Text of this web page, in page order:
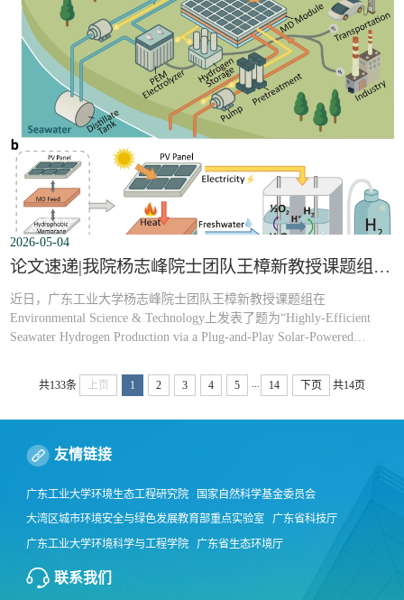
新趋势，中国已成为全...
2026-05-04
论文速递|我院杨志峰院士团队王樟新教授课题组ES&T最新研究成果：即插即用式太阳能驱动膜蒸馏-电解耦合系统的高效海水制氢
近日，广东工业大学杨志峰院士团队王樟新教授课题组在
Environmental Science & Technology上发表了题为“Highly-Efficient
Seawater Hydrogen Production via a Plug-and-Play Solar-Powered
氢中“高纯水来源受限”和“系统工程化不足”两大关键问题，构建了一
种基于商业成熟组件的即插即用式太阳能驱动膜蒸馏-电解耦合系统
共133条 上页 1 2 3 4 5 ... 14 下页 共14页
友情链接
广东工业大学环境生态工程研究院
国家自然科学基金委员会
大湾区城市环境安全与绿色发展教育部重点实验室
广东省科技厅
广东工业大学环境科学与工程学院
广东省生态环境厅
中国科学院南海海洋研究所
联系我们